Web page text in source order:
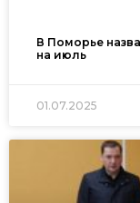
В Поморье
на июль
01.07.2025